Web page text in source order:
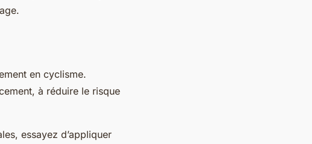
en cyclisme.
à réduire le risque
essayez d’appliquer